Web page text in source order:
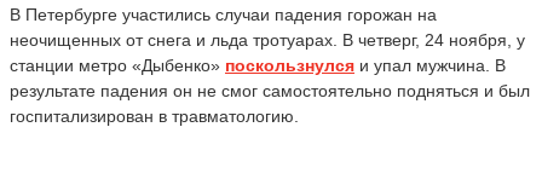
В Петербурге участились случаи падения горожан на
неочищенных от снега и льда тротуарах. В четверг, 24 ноября, у
станции метро «Дыбенко» поскользнулся и упал мужчина. В
результате падения он не смог самостоятельно подняться и был
госпитализирован в травматологию.